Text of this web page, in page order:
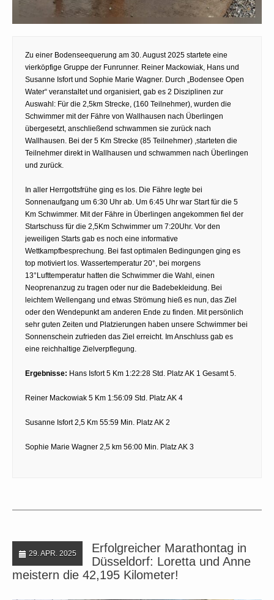
Zu einer Bodenseequerung am 30. August 2025 startete eine
vierköpfige Gruppe der Funrunner. Reiner Mackowiak, Hans und
Susanne Isfort und Sophie Marie Wagner. Durch „Bodensee Open
Water“ veranstaltet und organisiert, gab es 2 Disziplinen zur
Auswahl: Für die 2,5km Strecke, (160 Teilnehmer), wurden die
Schwimmer mit der Fähre von Wallhausen nach Überlingen
übergesetzt, anschließend schwammen sie zurück nach
Wallhausen. Bei der 5 Km Strecke (85 Teilnehmer) ,starteten die
Teilnehmer direkt in Wallhausen und schwammen nach Überlingen
und zurück.
In aller Herrgottsfrühe ging es los. Die Fähre legte bei
Sonnenaufgang um 6:30 Uhr ab. Um 6:45 Uhr war Start für die 5
Km Schwimmer. Mit der Fähre in Überlingen angekommen fiel der
Startschuss für die 2,5Km Schwimmer um 7:20Uhr. Vor den
jeweiligen Starts gab es noch eine informative
Wettkampfbesprechung. Bei fast optimalen Bedingungen ging es
top motiviert los. Wassertemperatur 20°, bei morgens
13°Lufttemperatur hatten die Schwimmer die Wahl, einen
Neoprenanzug zu tragen oder nur die Badebekleidung. Bei
leichtem Wellengang und etwas Strömung hieß es nun, das Ziel
oder den Wendepunkt am anderen Ende zu finden. Mit persönlich
sehr guten Zeiten und Platzierungen haben unsere Schwimmer bei
Sonnenschein zufrieden das Ziel erreicht. Im Anschluss gab es
eine reichhaltige Zielverpflegung.
Ergebnisse: Hans Isfort 5 Km 1:22:28 Std. Platz AK 1 Gesamt 5.
Reiner Mackowiak 5 Km 1:56:09 Std. Platz AK 4
Susanne Isfort 2,5 Km 55:59 Min. Platz AK 2
Sophie Marie Wagner 2,5 km 56:00 Min. Platz AK 3
29. APR. 2025
Erfolgreicher Marathontag in
Düsseldorf: Loretta und Anne
meistern die 42,195 Kilometer!